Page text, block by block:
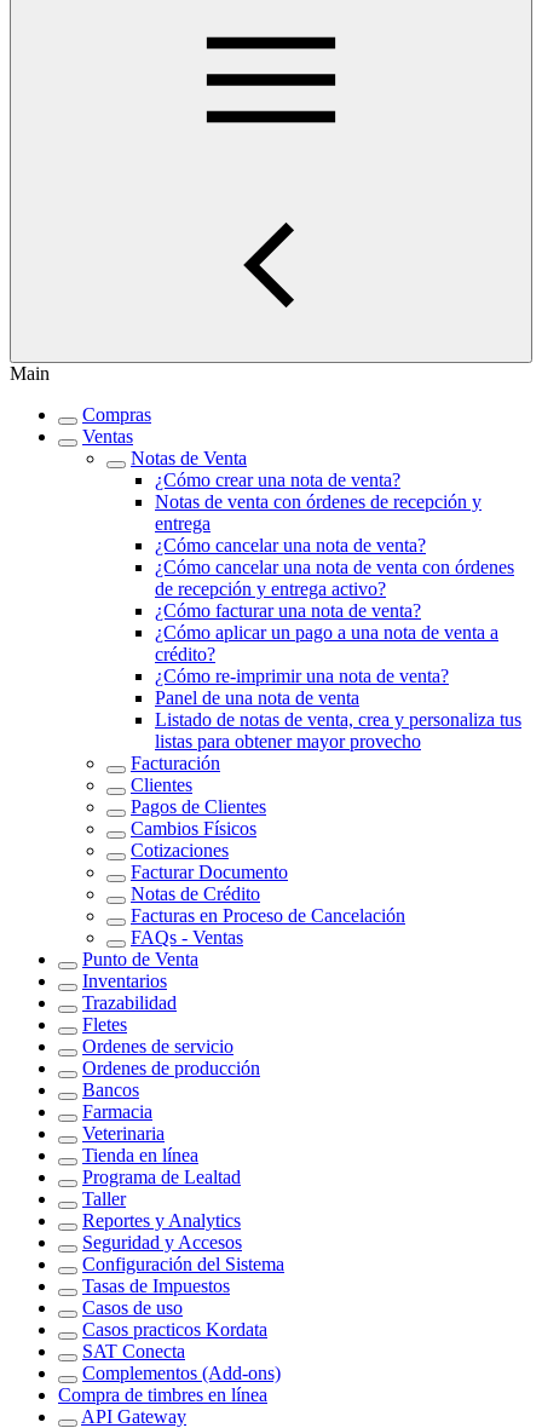
Main
Compras
Ventas
Notas de Venta
¿Cómo crear una nota de venta?
Notas de venta con órdenes de recepción y
entrega
¿Cómo cancelar una nota de venta?
¿Cómo cancelar una nota de venta con órdenes
de recepción y entrega activo?
¿Cómo facturar una nota de venta?
¿Cómo aplicar un pago a una nota de venta a
crédito?
¿Cómo re-imprimir una nota de venta?
Panel de una nota de venta
Listado de notas de venta, crea y personaliza tus
listas para obtener mayor provecho
Facturación
Clientes
Pagos de Clientes
Cambios Físicos
Cotizaciones
Facturar Documento
Notas de Crédito
Facturas en Proceso de Cancelación
FAQs - Ventas
Punto de Venta
Inventarios
Trazabilidad
Fletes
Ordenes de servicio
Ordenes de producción
Bancos
Farmacia
Veterinaria
Tienda en línea
Programa de Lealtad
Taller
Reportes y Analytics
Seguridad y Accesos
Configuración del Sistema
Tasas de Impuestos
Casos de uso
Casos practicos Kordata
SAT Conecta
Complementos (Add-ons)
Compra de timbres en línea
API Gateway